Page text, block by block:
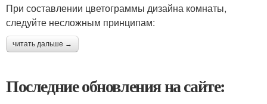
При составлении цветограммы дизайна комнаты,
следуйте несложным принципам:
читать дальше →
Последние обновления на сайте: